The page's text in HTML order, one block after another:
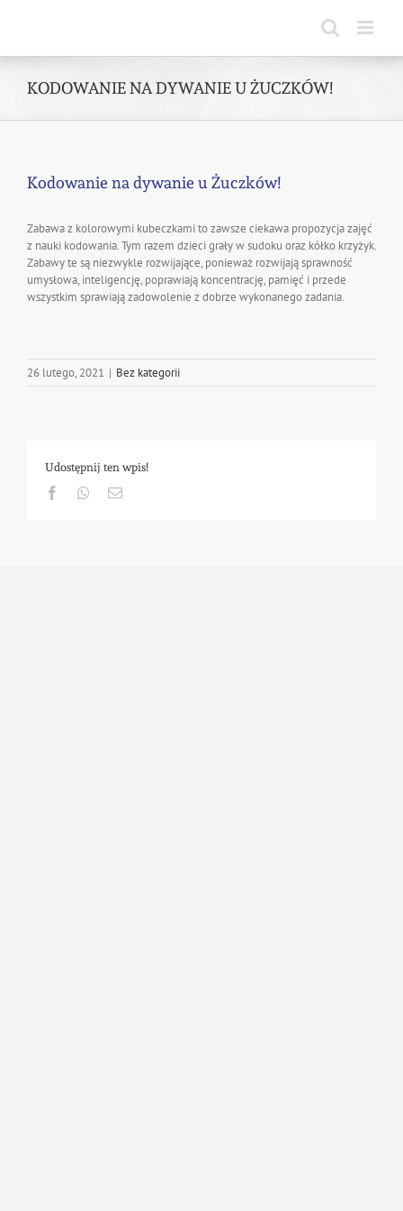
KODOWANIE NA DYWANIE U ŻUCZKÓW!
Kodowanie na dywanie u Żuczków!
Zabawa z kolorowymi kubeczkami to zawsze ciekawa propozycja zajęć
z nauki kodowania. Tym razem dzieci grały w sudoku oraz kółko krzyżyk.
Zabawy te są niezwykle rozwijające, ponieważ rozwijają sprawność
umysłowa, inteligencję, poprawiają koncentrację, pamięć i przede
wszystkim sprawiają zadowolenie z dobrze wykonanego zadania.
26 lutego, 2021 | Bez kategorii
Udostępnij ten wpis!
FacebookWhatsapp
Email